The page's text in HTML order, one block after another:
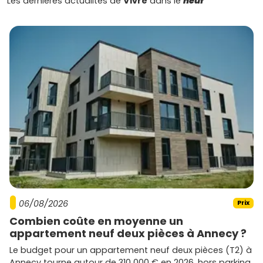
d’explorer les options disponibles et vois ce qui te
06/08/2026 Prix
Combien coûte en moyenne un
appartement neuf deux pièces à Annecy ?
Le budget pour un appartement neuf deux pièces (T2) à